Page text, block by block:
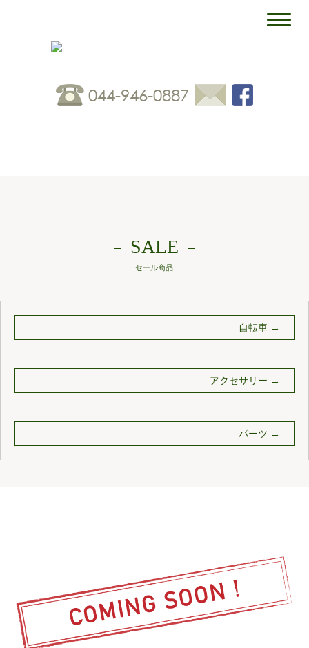
SALE
セール商品
自転車 →
アクセサリー →
パーツ →